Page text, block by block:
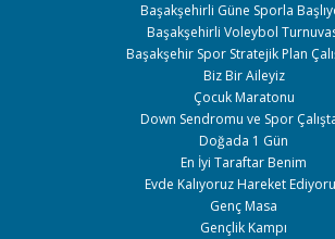
Başakşehirli Güne Sporla
Başakşehirli Voleybol
Başakşehir Spor Stratejik Plan
Biz Bir Aileyiz
Çocuk Maratonu
Down Sendromu ve Spor
Doğada 1 Gün
En İyi Taraftar Benim
Evde Kalıyoruz Hareket
Genç Masa
Gençlik Kampı